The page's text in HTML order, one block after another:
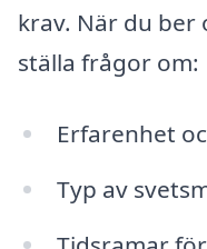
krav. När du
ställa frågor om:
Erfarenhet
Typ av